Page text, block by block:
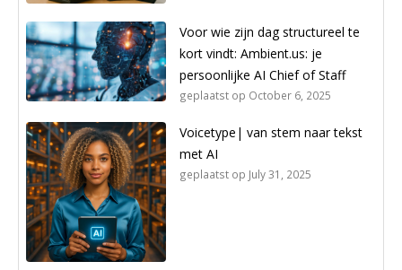
Voor wie zijn dag structureel te
kort vindt: Ambient.us: je
persoonlijke AI Chief of Staff
geplaatst op October 6, 2025
Voicetype| van stem naar tekst
met AI
geplaatst op July 31, 2025